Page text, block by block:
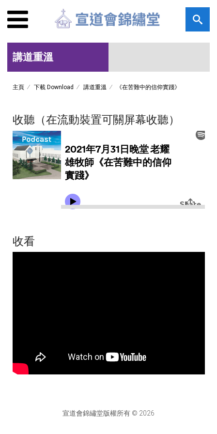
講道重溫
主頁 下載 Download 講道重溫 《在苦難中的信仰實踐》
收聽（在流動裝置可關屏幕收聽）
收看
宣道會錦繡堂版權所有 © 2026